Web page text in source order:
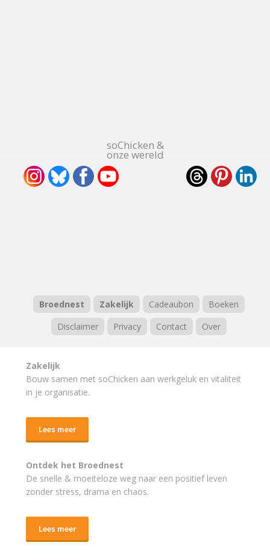
soChicken &
onze wereld
Broednest Zakelijk Cadeaubon
Boeken
Disclaimer
Privacy Contact Over
Zakelijk
Bouw samen met soChicken aan werkgeluk en vitaliteit
in je organisatie.
Lees meer
Ontdek het Broednest
De snelle & moeiteloze weg naar een positief leven
zonder stress, drama en chaos.
Lees meer